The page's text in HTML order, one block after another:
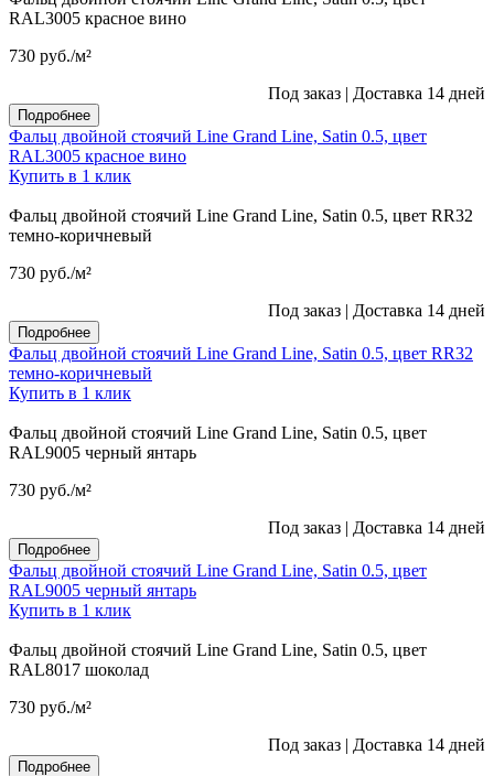
RAL3005 красное вино
730 руб./м²
Под заказ | Доставка 14 дней
Подробнее
Фальц двойной стоячий Line Grand Line, Satin 0.5, цвет
RAL3005 красное вино
Купить в 1 клик
Фальц двойной стоячий Line Grand Line, Satin 0.5, цвет RR32
темно-коричневый
730 руб./м²
Под заказ | Доставка 14 дней
Подробнее
Фальц двойной стоячий Line Grand Line, Satin 0.5, цвет RR32
темно-коричневый
Купить в 1 клик
Фальц двойной стоячий Line Grand Line, Satin 0.5, цвет
RAL9005 черный янтарь
730 руб./м²
Под заказ | Доставка 14 дней
Подробнее
Фальц двойной стоячий Line Grand Line, Satin 0.5, цвет
RAL9005 черный янтарь
Купить в 1 клик
Фальц двойной стоячий Line Grand Line, Satin 0.5, цвет
RAL8017 шоколад
730 руб./м²
Под заказ | Доставка 14 дней
Подробнее